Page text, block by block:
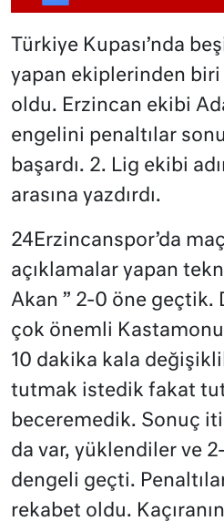
Türkiye Kupası’nda
yapan ekiplerinden
oldu. Erzincan ekibi
engelini penaltılar
başardı. 2. Lig ekibi
arasına yazdırdı.
24Erzincanspor’da
açıklamalar yapan
Akan ” 2-0 öne geçtik.
çok önemli Kastamonu
10 dakika kala
tutmak istedik fakat
beceremedik. Sonuç
da var, yüklendiler ve
dengeli geçti.
rekabet oldu.